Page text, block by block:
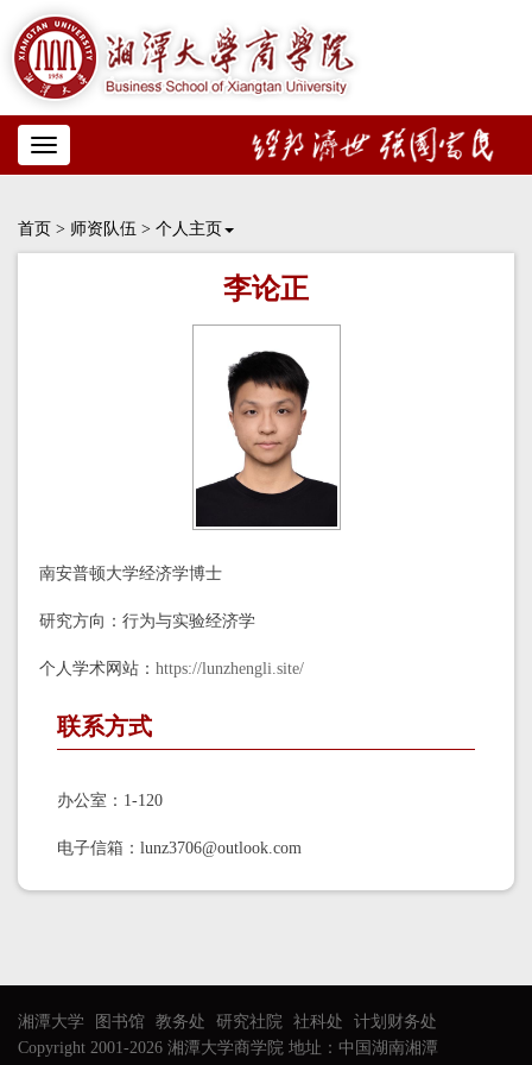
Toggle
navigation
首页 > 师资队伍 > 个人主页
李论正
南安普顿大学经济学博士
研究方向：行为与实验经济学
个人学术网站： https://lunzhengli.site/
联系方式
办公室：1-120
电子信箱：lunz3706@outlook.com
湘潭大学 图书馆 教务处 研究社院 社科处
计划财务处
Copyright 2001-2026 湘潭大学商学院 地址：中国湖南湘潭